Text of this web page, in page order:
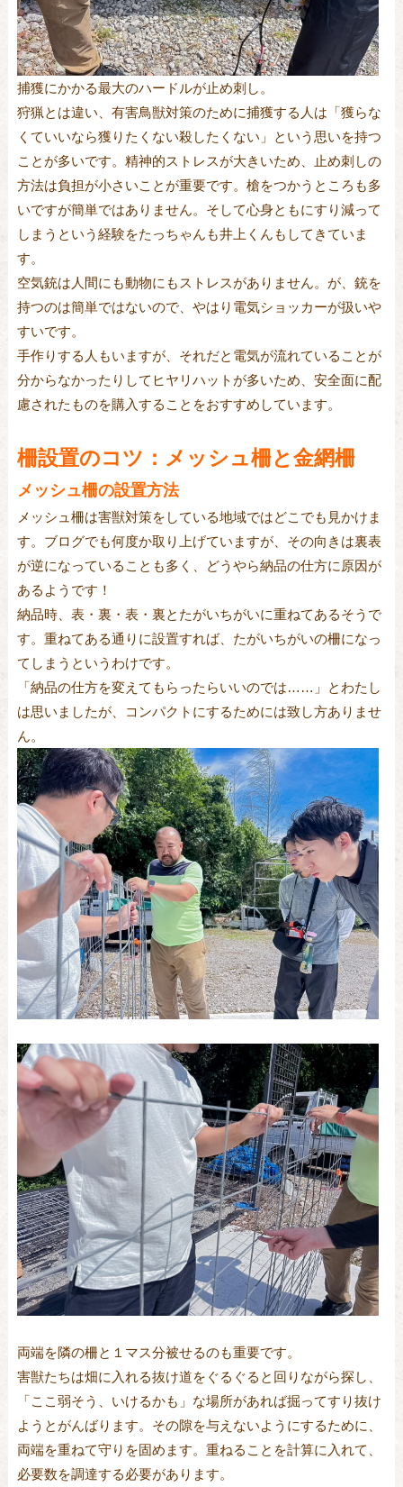
捕獲にかかる最大のハードルが止め刺し。
狩猟とは違い、有害鳥獣対策のために捕獲する人は「獲らな
くていいなら獲りたくない殺したくない」という思いを持つ
ことが多いです。精神的ストレスが大きいため、止め刺しの
方法は負担が小さいことが重要です。槍をつかうところも多
いですが簡単ではありません。そして心身ともにすり減って
しまうという経験をたっちゃんも井上くんもしてきていま
す。
空気銃は人間にも動物にもストレスがありません。が、銃を
持つのは簡単ではないので、やはり電気ショッカーが扱いや
すいです。
手作りする人もいますが、それだと電気が流れていることが
分からなかったりしてヒヤリハットが多いため、安全面に配
慮されたものを購入することをおすすめしています。
柵設置のコツ：メッシュ柵と金網柵
メッシュ柵の設置方法
メッシュ柵は害獣対策をしている地域ではどこでも見かけま
す。ブログでも何度か取り上げていますが、その向きは裏表
が逆になっていることも多く、どうやら納品の仕方に原因が
あるようです！
納品時、表・裏・表・裏とたがいちがいに重ねてあるそうで
す。重ねてある通りに設置すれば、たがいちがいの柵になっ
てしまうというわけです。
「納品の仕方を変えてもらったらいいのでは……」とわたし
は思いましたが、コンパクトにするためには致し方ありませ
ん。
両端を隣の柵と１マス分被せるのも重要です。
害獣たちは畑に入れる抜け道をぐるぐると回りながら探し、
「ここ弱そう、いけるかも」な場所があれば掘ってすり抜け
ようとがんばります。その隙を与えないようにするために、
両端を重ねて守りを固めます。重ねることを計算に入れて、
必要数を調達する必要があります。